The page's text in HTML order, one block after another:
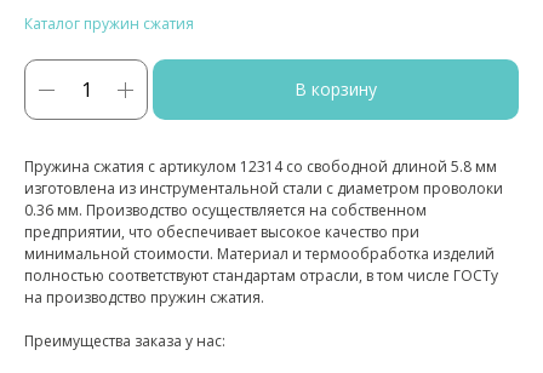
Каталог пружин сжатия
В корзину
Пружина сжатия с артикулом 12314 со свободной длиной 5.8 мм
изготовлена из инструментальной стали с диаметром проволоки
0.36 мм. Производство осуществляется на собственном
предприятии, что обеспечивает высокое качество при
минимальной стоимости. Материал и термообработка изделий
полностью соответствуют стандартам отрасли, в том числе ГОСТу
на производство пружин сжатия.
Преимущества заказа у нас: